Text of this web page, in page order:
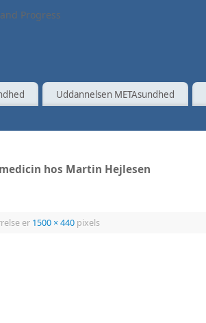
Uddannelsen METAsundhed
hos Martin Hejlesen
er 1500 × 440 pixels